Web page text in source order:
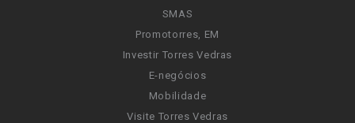
SMAS
Promotorres, EM
Investir Torres Vedras
E-negócios
Mobilidade
Visite Torres Vedras